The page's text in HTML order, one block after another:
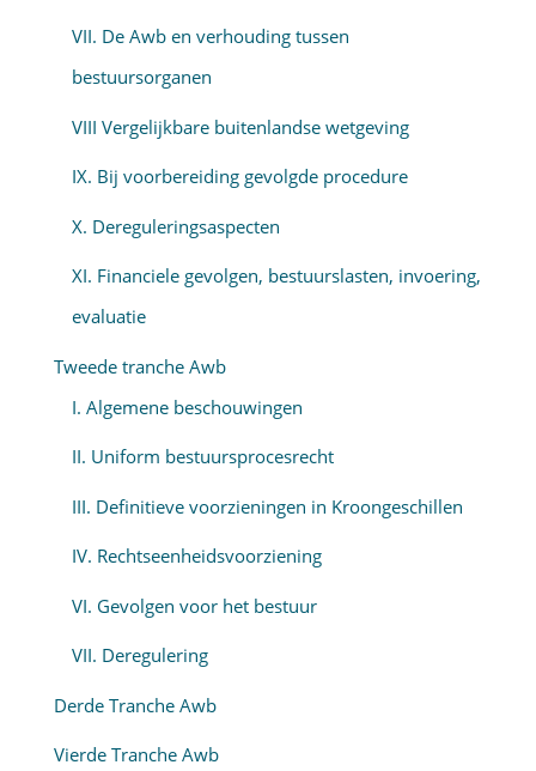
VII. De Awb en verhouding tussen
bestuursorganen
VIII Vergelijkbare buitenlandse wetgeving
IX. Bij voorbereiding gevolgde procedure
X. Dereguleringsaspecten
XI. Financiele gevolgen, bestuurslasten, invoering,
evaluatie
Tweede tranche Awb
I. Algemene beschouwingen
II. Uniform bestuursprocesrecht
III. Definitieve voorzieningen in Kroongeschillen
IV. Rechtseenheidsvoorziening
VI. Gevolgen voor het bestuur
VII. Deregulering
Derde Tranche Awb
Vierde Tranche Awb